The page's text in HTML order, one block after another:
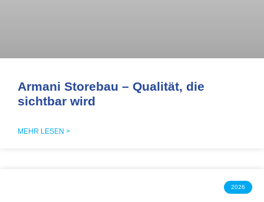
Armani Storebau – Qualität, die
sichtbar wird
MEHR LESEN >
2026